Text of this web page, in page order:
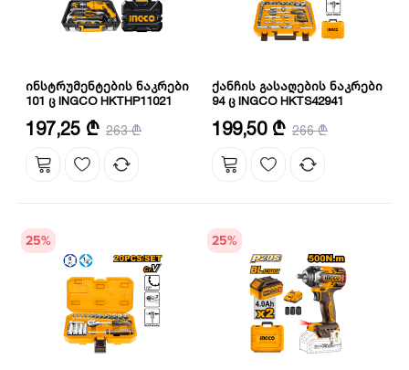
ინსტრუმენტების ნაკრები
101 ც INGCO HKTHP11021
რაოდენობა: 101 ც
197,25 ₾ 263 ₾
ქანჩის გასაღების ნაკრები
94 ც INGCO HKTS42941
რაოდენობა: 94 ც
199,50 ₾ 266 ₾
25% 25%